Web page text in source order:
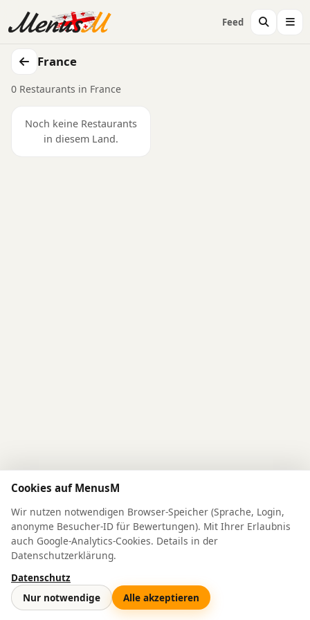
Feed
France
0 Restaurants in France
Noch keine Restaurants
in diesem Land.
Cookies auf MenusM
Wir nutzen notwendigen Browser-Speicher (Sprache, Login,
anonyme Besucher-ID für Bewertungen). Mit Ihrer Erlaubnis
auch Google-Analytics-Cookies. Details in der
Datenschutzerklärung.
Datenschutz
Nur notwendige Alle akzeptieren